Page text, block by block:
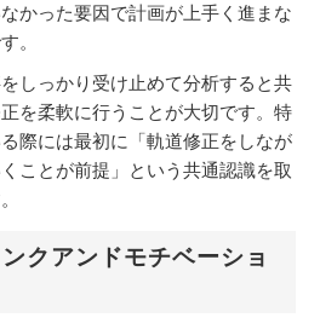
かった要因で計画が上手く進まな
。
しっかり受け止めて分析すると共
を柔軟に行うことが大切です。特
際には最初に「軌道修正をしなが
ことが前提」という共通認識を取
クアンドモチベーショ